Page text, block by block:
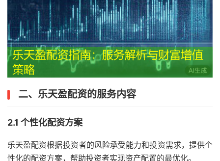
二、乐天盈配资的服务内容
2.1 个性化配资方案
乐天盈配资根据投资者的风险承受能力和投资需求，提供个
性化的配资方案，帮助投资者实现资产配置的最优化。